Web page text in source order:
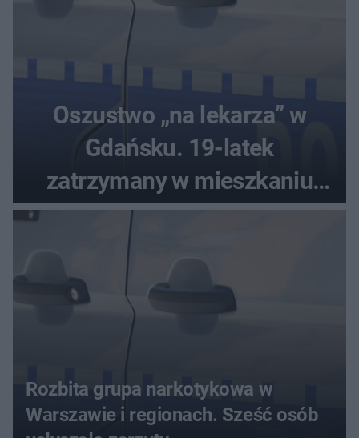
Oszustwo „na lekarza” w
Gdańsku. 19-latek
zatrzymany w mieszkaniu
seniora
Rozbita grupa narkotykowa w
Warszawie i regionach. Sześć osób